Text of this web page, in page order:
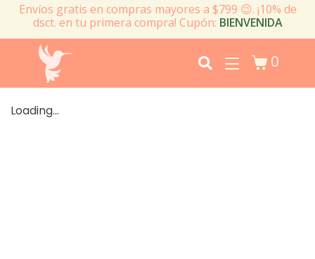
Envíos gratis en compras mayores a $799 😉. ¡10% de
dsct. en tu primera compra! Cupón: BIENVENIDA
0
Loading...